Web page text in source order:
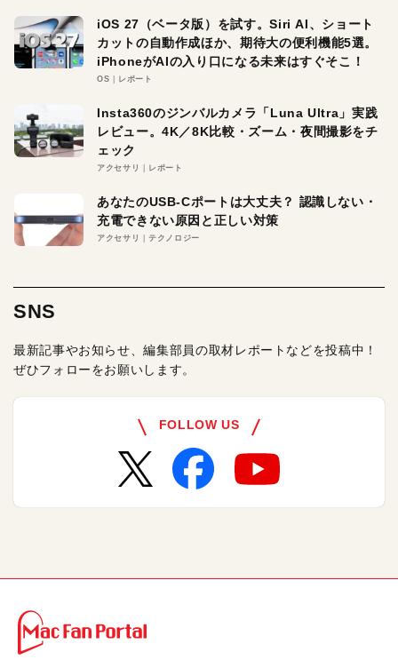
iOS 27（ベータ版）を試す。Siri AI、ショート
カットの自動作成ほか、期待大の便利機能5選。
iPhoneがAIの入り口になる未来はすぐそこ！
OS レポート
Insta360のジンバルカメラ「Luna Ultra」実践
レビュー。4K／8K比較・ズーム・夜間撮影をチ
ェック
アクセサリ レポート
あなたのUSB-Cポートは大丈夫？ 認識しない・
充電できない原因と正しい対策
アクセサリ テクノロジー
SNS
最新記事やお知らせ、編集部員の取材レポートなどを投稿中！
ぜひフォローをお願いします。
FOLLOW US